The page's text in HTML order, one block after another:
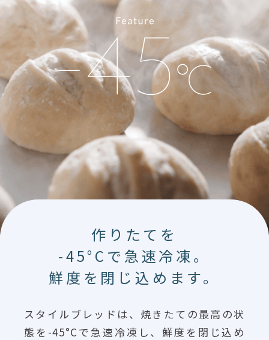
作りたてを
-45°Cで急速冷凍。
鮮度を閉じ込めます。
スタイルブレッドは、焼きたての最高の状
態を-45°Cで急速冷凍し、鮮度を閉じ込め